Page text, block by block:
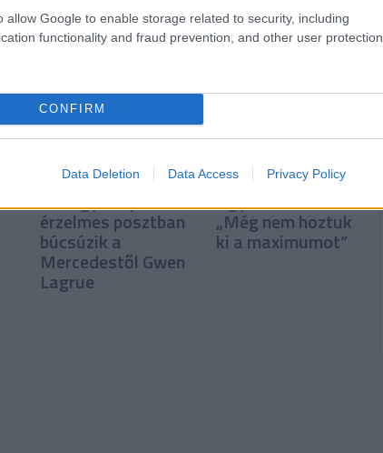
allow Google to enable storage related to security, including
functionality and fraud prevention, and other user protection.
CONFIRM
Data Deletion Data Access Privacy Policy
Super Bowl
„Minden álomhoz
kell egy csapat” –
érzelmes posztban
búcsúzik a
Mercedestől Gwen
Lagrue
Norris
figyelmeztet:
„Még nem hoztuk
ki a maximumot”